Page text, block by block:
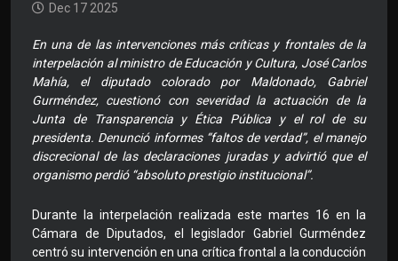
Dec 17 2025
En una de las intervenciones más críticas y frontales de la
interpelación al ministro de Educación y Cultura, José Carlos
Mahía, el diputado colorado por Maldonado, Gabriel
Gurméndez, cuestionó con severidad la actuación de la
Junta de Transparencia y Ética Pública y el rol de su
presidenta. Denunció informes “faltos de verdad”, el manejo
discrecional de las declaraciones juradas y advirtió que el
organismo perdió “absoluto prestigio institucional”.
Durante la interpelación realizada este martes 16 en la
Cámara de Diputados, el legislador Gabriel Gurméndez
centró su intervención en una crítica frontal a la conducción